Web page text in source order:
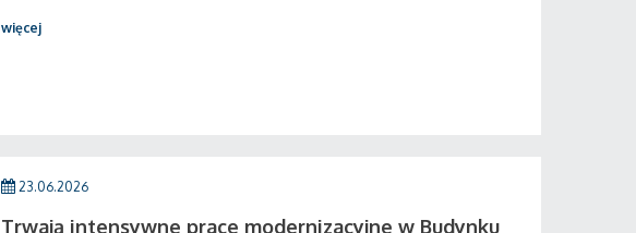
więcej
23.06.2026
Trwają intensywne prace modernizacyjne w Budynku